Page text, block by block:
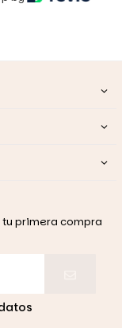
tu primera compra